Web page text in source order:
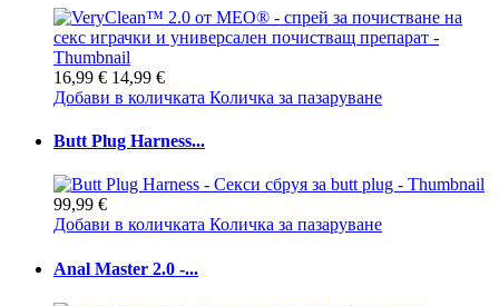
16,99 € 14,99 €
Добави в количката Количка за пазаруване
Butt Plug Harness...
99,99 €
Добави в количката Количка за пазаруване
Anal Master 2.0 -...